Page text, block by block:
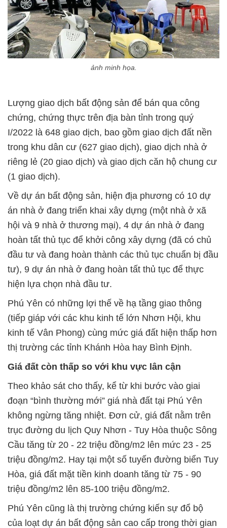
ảnh minh họa.
Lượng giao dịch bất động sản để bán qua công
chứng, chứng thực trên địa bàn tỉnh trong quý
I/2022 là 648 giao dịch, bao gồm giao dịch đất nền
trong khu dân cư (627 giao dịch), giao dịch nhà ở
riêng lẻ (20 giao dịch) và giao dịch căn hộ chung cư
(1 giao dịch).
Về dự án bất động sản, hiện địa phương có 10 dự
án nhà ở đang triển khai xây dựng (một nhà ở xã
hội và 9 nhà ở thương mại), 4 dự án nhà ở đang
hoàn tất thủ tục để khởi công xây dựng (đã có chủ
đầu tư và đang hoàn thành các thủ tục chuẩn bị đầu
tư), 9 dự án nhà ở đang hoàn tất thủ tục để thực
hiện lựa chọn nhà đầu tư.
Phú Yên có những lợi thế về hạ tầng giao thông
(tiếp giáp với các khu kinh tế lớn Nhơn Hội, khu
kinh tế Vân Phong) cùng mức giá đất hiện thấp hơn
thị trường các tỉnh Khánh Hòa hay Bình Định.
Giá đất còn thấp so với khu vực lân cận
Theo khảo sát cho thấy, kể từ khi bước vào giai
đoạn “bình thường mới” giá nhà đất tại Phú Yên
không ngừng tăng nhiệt. Đơn cử, giá đất nằm trên
trục đường du lịch Quy Nhơn - Tuy Hòa thuộc Sông
Cầu tăng từ 20 - 22 triệu đồng/m2 lên mức 23 - 25
triệu đồng/m2. Hay tại một số tuyến đường biển Tuy
Hòa, giá đất mặt tiền kinh doanh tăng từ 75 - 90
triệu đồng/m2 lên 85-100 triệu đồng/m2.
Phú Yên cũng là thị trường chứng kiến sự đổ bộ
của loạt dự án bất động sản cao cấp trong thời gian